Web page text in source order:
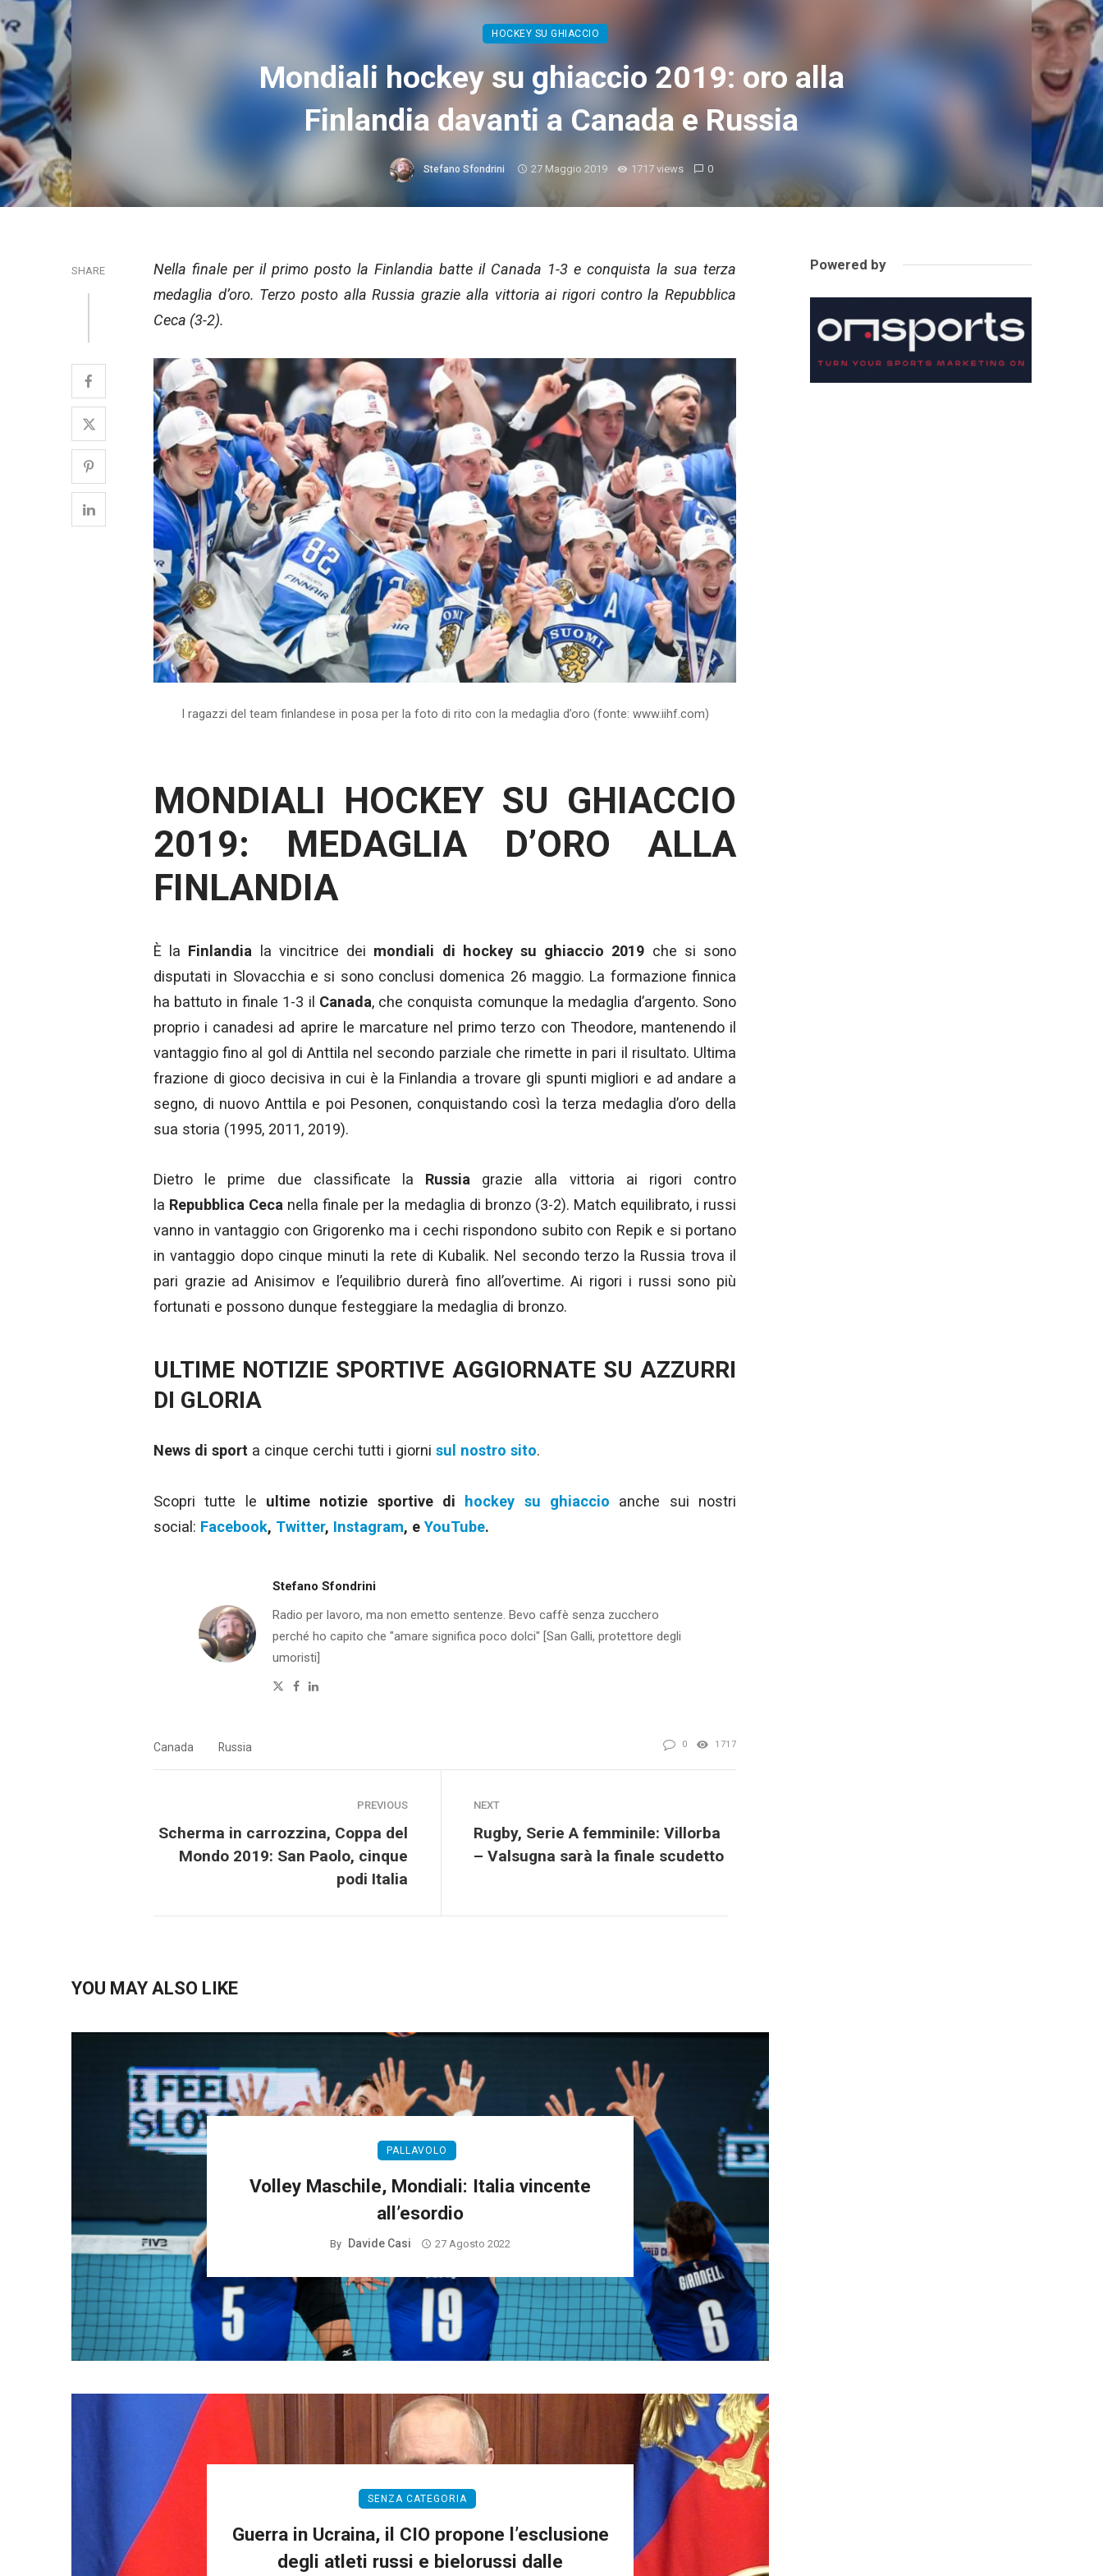
HOCKEY SU GHIACCIO
Mondiali hockey su ghiaccio 2019: oro alla
Finlandia davanti a Canada e Russia
Stefano Sfondrini 27 Maggio 2019 1717 views 0
SHARE
Nella finale per il primo posto la Finlandia batte il Canada 1-3 e conquista la sua terza
medaglia d’oro. Terzo posto alla Russia grazie alla vittoria ai rigori contro la Repubblica
Ceca (3-2).
I ragazzi del team finlandese in posa per la foto di rito con la medaglia d’oro (fonte: www.iihf.com)
MONDIALI HOCKEY SU GHIACCIO
2019: MEDAGLIA D’ORO ALLA
FINLANDIA
È la Finlandia la vincitrice dei mondiali di hockey su ghiaccio 2019 che si sono
disputati in Slovacchia e si sono conclusi domenica 26 maggio. La formazione finnica
ha battuto in finale 1-3 il Canada, che conquista comunque la medaglia d’argento. Sono
proprio i canadesi ad aprire le marcature nel primo terzo con Theodore, mantenendo il
vantaggio fino al gol di Anttila nel secondo parziale che rimette in pari il risultato. Ultima
frazione di gioco decisiva in cui è la Finlandia a trovare gli spunti migliori e ad andare a
segno, di nuovo Anttila e poi Pesonen, conquistando così la terza medaglia d’oro della
sua storia (1995, 2011, 2019).
Dietro le prime due classificate la Russia grazie alla vittoria ai rigori contro
la Repubblica Ceca nella finale per la medaglia di bronzo (3-2). Match equilibrato, i russi
vanno in vantaggio con Grigorenko ma i cechi rispondono subito con Repik e si portano
in vantaggio dopo cinque minuti la rete di Kubalik. Nel secondo terzo la Russia trova il
pari grazie ad Anisimov e l’equilibrio durerà fino all’overtime. Ai rigori i russi sono più
fortunati e possono dunque festeggiare la medaglia di bronzo.
ULTIME NOTIZIE SPORTIVE AGGIORNATE SU AZZURRI
DI GLORIA
News di sport a cinque cerchi tutti i giorni sul nostro sito.
Scopri tutte le ultime notizie sportive di hockey su ghiaccio anche sui nostri
social: Facebook, Twitter, Instagram, e YouTube.
Stefano Sfondrini
Radio per lavoro, ma non emetto sentenze. Bevo caffè senza zucchero
perché ho capito che "amare significa poco dolci" [San Galli, protettore degli
umoristi]
Twitter
Facebook
Linkedin
Canada Russia 0 1717
PREVIOUS
Scherma in carrozzina, Coppa del
Mondo 2019: San Paolo, cinque
podi Italia
NEXT
Rugby, Serie A femminile: Villorba
– Valsugna sarà la finale scudetto
YOU MAY ALSO LIKE
PALLAVOLO
Volley Maschile, Mondiali: Italia vincente
all’esordio
By Davide Casi 27 Agosto 2022
SENZA CATEGORIA
Guerra in Ucraina, il CIO propone l’esclusione
degli atleti russi e bielorussi dalle
Powered by